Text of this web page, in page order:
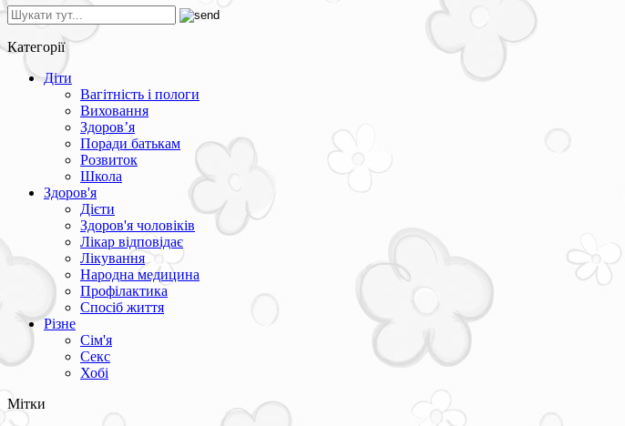
Категорії
Діти
Вагітність і пологи
Виховання
Здоров’я
Поради батькам
Розвиток
Школа
Здоров'я
Дієти
Здоров'я чоловіків
Лікар відповідає
Лікування
Народна медицина
Профілактика
Спосіб життя
Різне
Сім'я
Секс
Хобі
Мітки